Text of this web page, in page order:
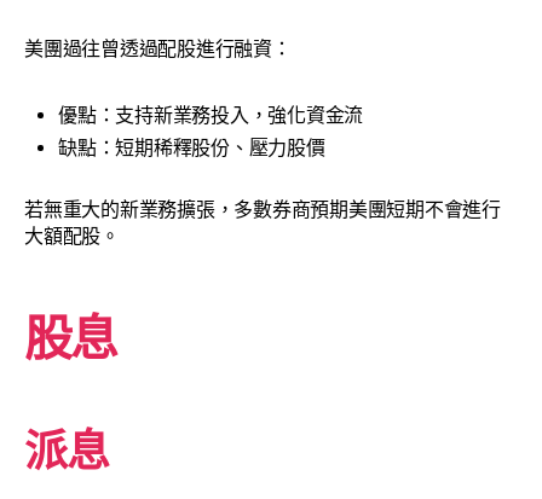
美團過往曾透過配股進行融資：
優點：支持新業務投入，強化資金流
缺點：短期稀釋股份、壓力股價
若無重大的新業務擴張，多數券商預期美團短期不會進行
大額配股。
股息
派息